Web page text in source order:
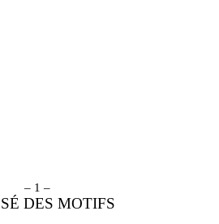
– 1 –
DES MOTIFS